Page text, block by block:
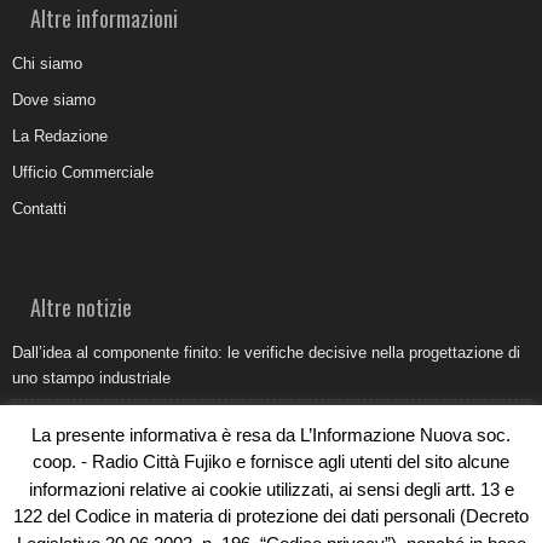
Altre informazioni
Chi siamo
Dove siamo
La Redazione
Ufficio Commerciale
Contatti
Altre notizie
Dall’idea al componente finito: le verifiche decisive nella progettazione di
uno stampo industriale
Come organizzare e allestire una camera ardente per l’ultimo saluto
Umidità di risalita in casa, come riconoscere i segnali veri
Torna il Sun Donato Festival 2026
La presente informativa è resa da L’Informazione Nuova soc.
coop. - Radio Città Fujiko e fornisce agli utenti del sito alcune
informazioni relative ai cookie utilizzati, ai sensi degli artt. 13 e
122 del Codice in materia di protezione dei dati personali (Decreto